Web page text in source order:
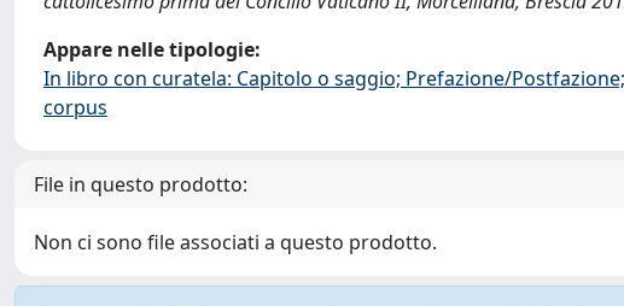
Appare nelle tipologie:
In libro con curatela: Capitolo o saggio; Prefazione/
corpus
File in questo prodotto:
Non ci sono file associati a questo prodotto.